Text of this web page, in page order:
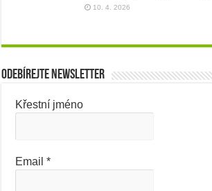
10. 4. 2026
Odebírejte newsletter
Křestní jméno
Email*